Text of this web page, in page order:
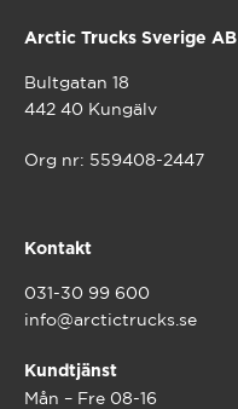
Arctic Trucks Sverige AB
Bultgatan 18
442 40 Kungälv
Org nr: 559408-2447
Kontakt
031-30 99 600
info@arctictrucks.se
Kundtjänst
Mån – Fre 08-16